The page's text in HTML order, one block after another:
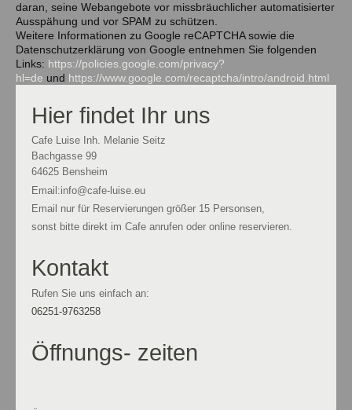
daran, seine Webangebote vor missbräuchlicher automatisierter
Ausspähung und vor SPAM zu schützen.
Weitere Informationen zu Google reCAPTCHA sowie die
Datenschutzerklärung von Google entnehmen Sie folgenden
Links: https://policies.google.com/privacy?
hl=de und https://www.google.com/recaptcha/intro/android.html
Hier findet Ihr uns
Cafe Luise Inh. Melanie Seitz
Bachgasse 99
64625 Bensheim
Email:info@cafe-luise.eu
Email nur für Reservierungen größer 15 Personsen,
sonst bitte direkt im Cafe anrufen oder online reservieren.
Kontakt
Rufen Sie uns einfach an:
06251-9763258
Öffnungs- zeiten